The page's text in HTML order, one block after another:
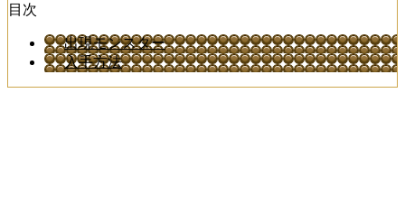
目次
出現モンスター
入手方法